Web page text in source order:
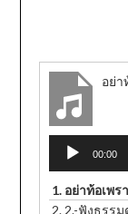
อย่า
Audio
Player
00:00
1. อย่าท้อเพร
2. 2.-ฟังธรรม